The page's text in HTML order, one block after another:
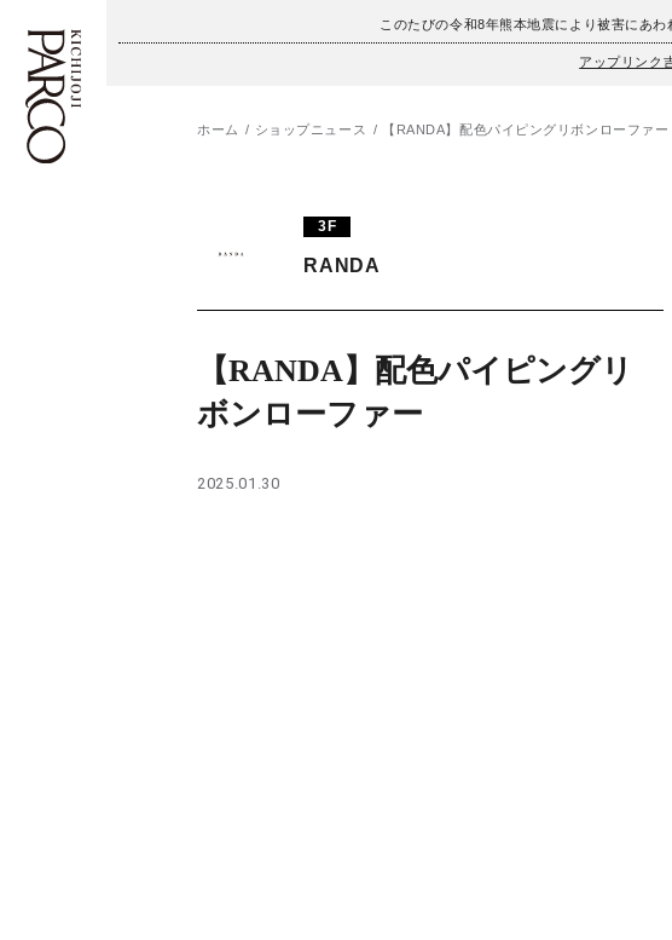
このたびの令和8年熊本地震により被害にあ
アップリンク
施設案内・アクセス
レストラン・カフェ
TAX FREE
ภาษาไทย
ホーム ショップニュース 【RANDA】配色パイピングリボンローファー
3F
RANDA
【RANDA】配色パイピングリ
ボンローファー
2025.01.30